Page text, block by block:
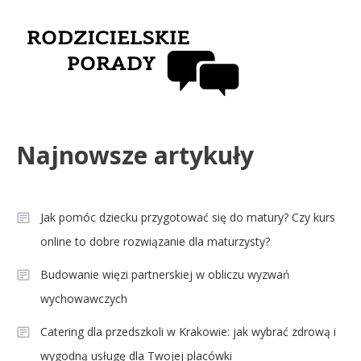
Najnowsze artykuły
Jak pomóc dziecku przygotować się do matury? Czy kurs
online to dobre rozwiązanie dla maturzysty?
Budowanie więzi partnerskiej w obliczu wyzwań
wychowawczych
Catering dla przedszkoli w Krakowie: jak wybrać zdrową i
wygodną usługę dla Twojej placówki